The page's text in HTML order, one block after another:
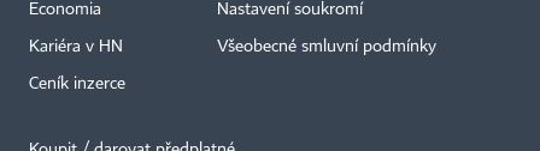
Economia
Kariéra v HN
Ceník inzerce
Nastavení soukromí
Všeobecné smluvní podmínky